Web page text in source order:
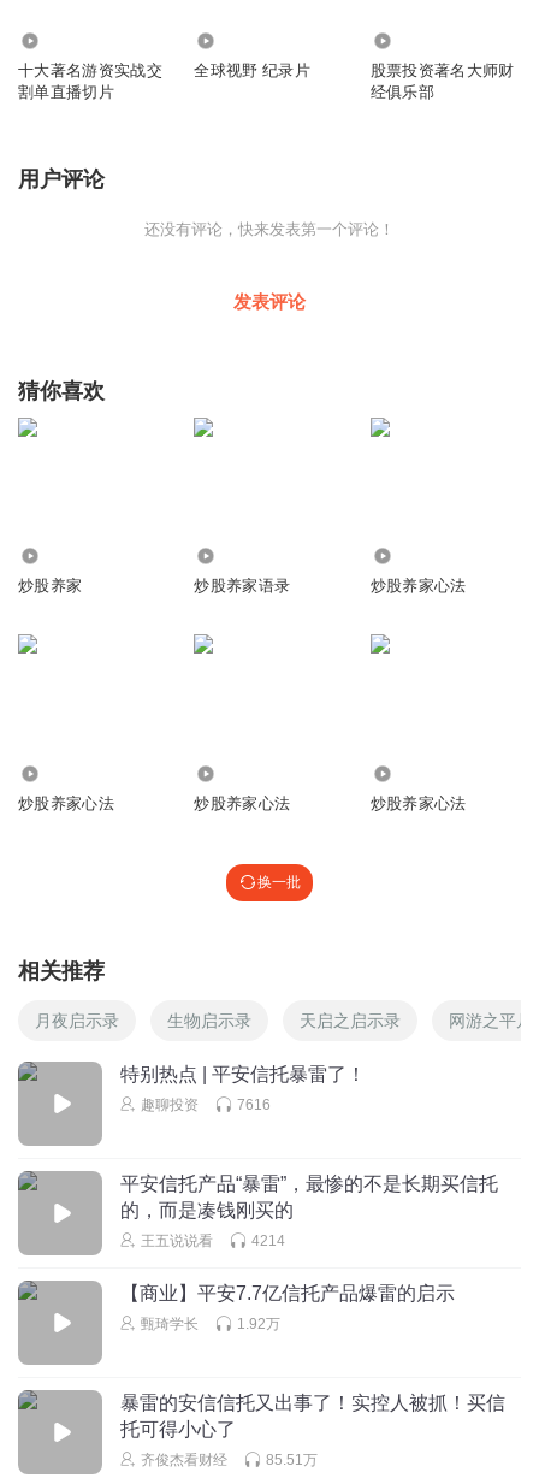
十大著名游资实战交
割单直播切片
全球视野 纪录片
股票投资著名大师财
经俱乐部
用户评论
还没有评论，快来发表第一个评论！
发表评论
猜你喜欢
炒股养家 炒股养家语录 炒股养家心法
炒股养家心法 炒股养家心法 炒股养家心法
换一批
相关推荐
月夜启示录 生物启示录 天启之启示录 网游之平凡
特别热点 | 平安信托暴雷了！
趣聊投资 7616
平安信托产品“暴雷”，最惨的不是长期买信托
的，而是凑钱刚买的
王五说说看 4214
【商业】平安7.7亿信托产品爆雷的启示
甄琦学长 1.92万
暴雷的安信信托又出事了！实控人被抓！买信
托可得小心了
齐俊杰看财经 85.51万